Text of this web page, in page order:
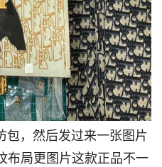
，然后发过来一张图片
布局更图片这款正品不一